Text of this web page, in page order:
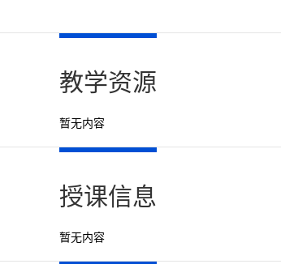
教学资源
暂无内容
授课信息
暂无内容